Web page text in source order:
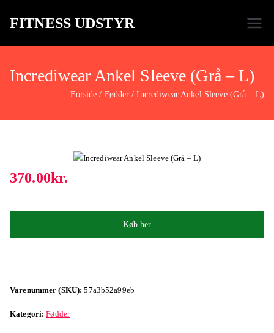
FITNESS UDSTYR
Incrediwear Ankel Sleeve (Grå – L)
Forside Fødder Incrediwear Ankel Sleeve (Grå – L)
370.00kr.
Køb her
Varenummer (SKU):57a3b52a99eb
Kategori:Fødder